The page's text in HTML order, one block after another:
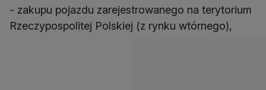
- zakupu pojazdu zarejestrowanego na terytorium
Rzeczypospolitej Polskiej (z rynku wtórnego),